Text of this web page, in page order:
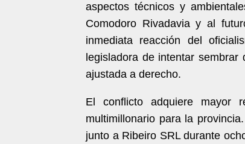
aspectos técnicos y
Comodoro Rivadavia y al
inmediata reacción del
legisladora de intentar
ajustada a derecho.
El conflicto adquiere mayor
multimillonario para la
junto a Ribeiro SRL durante